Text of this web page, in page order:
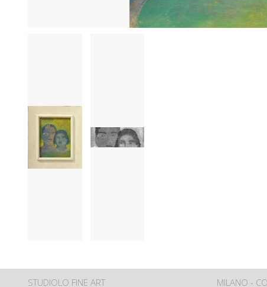
STUDIOLO FINE ART MILANO -